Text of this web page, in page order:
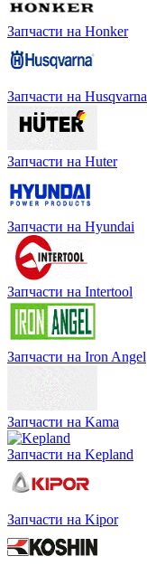
Запчасти на Honker
Запчасти на Husqvarna
Запчасти на Huter
Запчасти на Hyundai
Запчасти на Intertool
Запчасти на Iron Angel
Запчасти на Kama
Запчасти на Kepland
Запчасти на Kipor